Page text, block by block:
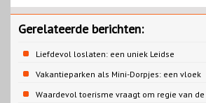
Gerelateerde berichten:
Liefdevol loslaten: een uniek Leidse
samenwerking
Vakantieparken als Mini-Dorpjes: een vloek
of een zegen?
Waardevol toerisme vraagt om regie van de